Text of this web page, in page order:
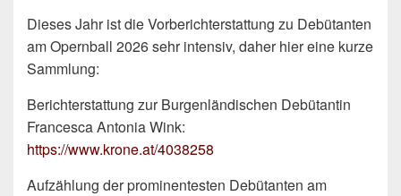
Dieses Jahr ist die Vorberichterstattung zu Debütanten
am Opernball 2026 sehr intensiv, daher hier eine kurze
Sammlung:
Berichterstattung zur Burgenländischen Debütantin
Francesca Antonia Wink:
https://www.krone.at/4038258
Aufzählung der prominentesten Debütanten am